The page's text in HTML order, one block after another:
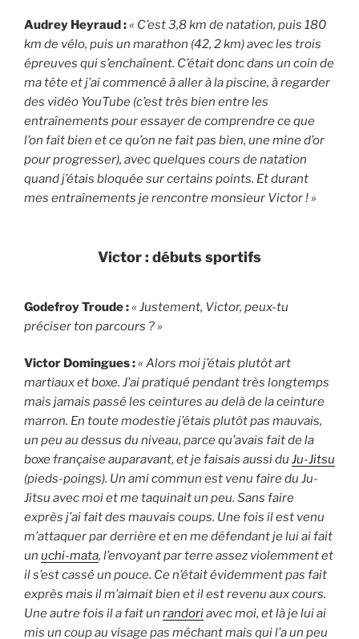
Audrey Heyraud :« C’est 3,8 km de natation, puis 180
km de vélo, puis un marathon (42, 2 km) avec les trois
épreuves qui s’enchaînent. C’était donc dans un coin de
ma tête et j’ai commencé à aller à la piscine, à regarder
des vidéo YouTube (c’est très bien entre les
entraînements pour essayer de comprendre ce que
l’on fait bien et ce qu’on ne fait pas bien, une mine d’or
pour progresser), avec quelques cours de natation
quand j’étais bloquée sur certains points. Et durant
mes entraînements je rencontre monsieur Victor ! »
Victor : débuts sportifs
Godefroy Troude :« Justement, Victor, peux-tu
préciser ton parcours ? »
Victor Domingues :« Alors moi j’étais plutôt art
martiaux et boxe. J’ai pratiqué pendant très longtemps
mais jamais passé les ceintures au delà de la ceinture
marron. En toute modestie j’étais plutôt pas mauvais,
un peu au dessus du niveau, parce qu’avais fait de la
boxe française auparavant, et je faisais aussi du Ju-Jitsu
(pieds-poings). Un ami commun est venu faire du Ju-
Jitsu avec moi et me taquinait un peu. Sans faire
exprès j’ai fait des mauvais coups. Une fois il est venu
m’attaquer par derrière et en me défendant je lui ai fait
un uchi-mata, l’envoyant par terre assez violemment et
il s’est cassé un pouce. Ce n’était évidemment pas fait
exprès mais il m’aimait bien et il est revenu aux cours.
Une autre fois il a fait un randoriavec moi, et là je lui ai
mis un coup au visage pas méchant mais qui l’a un peu